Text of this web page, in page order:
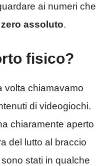
ai numeri che
zero assoluto.
fisico?
volta chiamavamo
di videogiochi.
chiaramente aperto
del lutto al braccio
stati in qualche